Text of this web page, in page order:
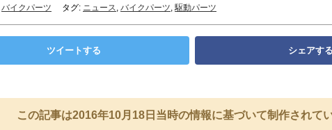
バイクパーツ タグ: ニュース, バイクパーツ,駆動パーツ
ツイートする シェアする
この記事は2016年10月18日当時の情報に基づいて制作されてい